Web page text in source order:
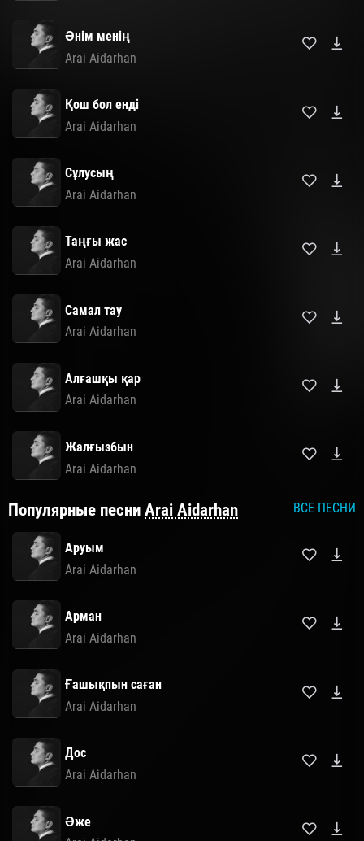
Әнім менің
Arai Aidarhan
Қош бол енді
Arai Aidarhan
Сұлусың
Arai Aidarhan
Таңғы жас
Arai Aidarhan
Самал тау
Arai Aidarhan
Алғашқы қар
Arai Aidarhan
Жалғызбын
Arai Aidarhan
Популярные песни Arai Aidarhan ВСЕ ПЕСНИ
Аруым
Arai Aidarhan
Арман
Arai Aidarhan
Ғашықпын саған
Arai Aidarhan
Дос
Arai Aidarhan
Әже